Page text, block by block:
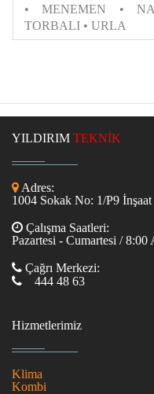
• MENEMEN •
TORBALI • URLA
YILDIRIM TEKNİK
Adres:
1004 Sokak No: 1/P9
Çalışma Saatleri:
Pazartesi - Cumartesi /
Çağrı Merkezi:
444 48 63
Hizmetlerimiz
Klima
Kombi